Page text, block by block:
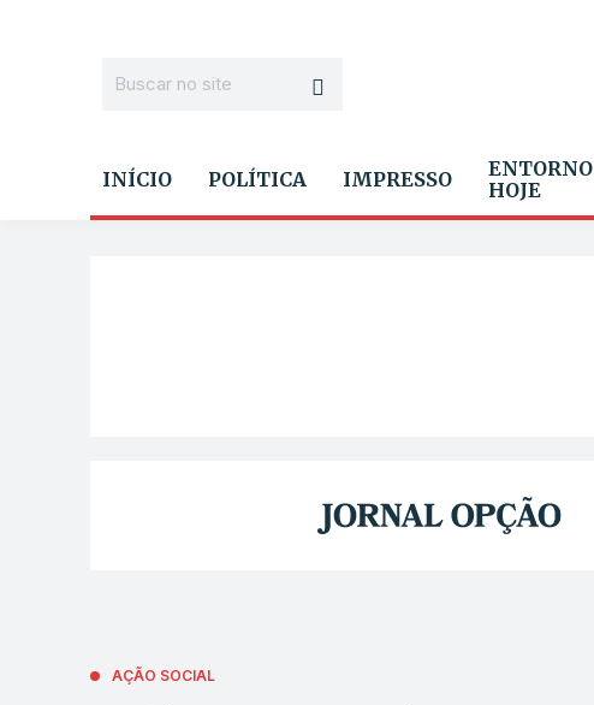
INÍCIO POLÍTICA IMPRESSO
ENTORNO
HOJE
AÇÃO SOCIAL